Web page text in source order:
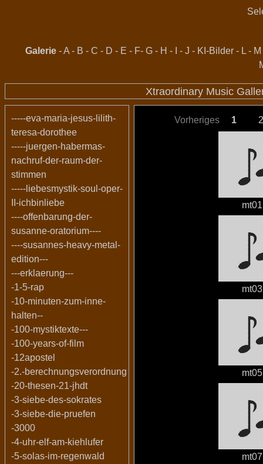
Galerie -A - B - C - D - E - F- G - H - - J - KI-Bilder - L - M
Xtraordinary Music
-----eva-maria-jesus-lilith-
teresa-dorothee
-----juergen-habermas-
nachruf-der-raum-der-
stimmen
-----liebesmystik-soul-oper-
II-ichbinliebe
----offenbarung-der-
susanne-oratorium----
----susannes-heavy-metal-
edition---
---erklaerung---
-1-5-rap
-10-minuten-zum-inne-
halten--
-100-mystiktexte---
-100-years-of-film
-12apostel
-2.-berechnungsverordnung
-20-thesen-21-jhdt
-3-siebe-des-sokrates
-3-siebe-die-pruefen
-3000
-4-uhr-elf-am-kiehlufer
-5-solas-im-regenwald
Vorheriges 1 2